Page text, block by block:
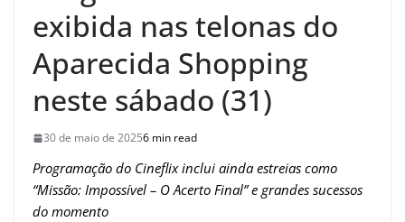
exibida nas telonas do
Aparecida Shopping
neste sábado (31)
30 de maio de 20256 min read
Programação do Cineflix inclui ainda estreias como
“Missão: Impossível – O Acerto Final” e grandes sucessos
do momento